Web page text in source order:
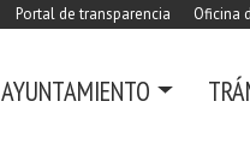
Portal de transparencia Oficina
AYUNTAMIENTO